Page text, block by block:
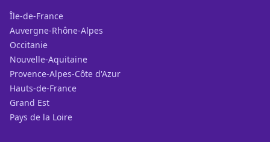
Île-de-France
Auvergne-Rhône-Alpes
Occitanie
Nouvelle-Aquitaine
Provence-Alpes-Côte d'Azur
Hauts-de-France
Grand Est
Pays de la Loire